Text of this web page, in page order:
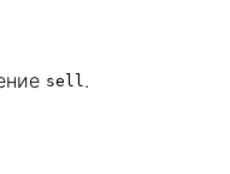
sell.